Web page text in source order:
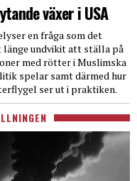
växer i USA
en fråga som det
länge undvikit att ställa på
med rötter i Muslimska
spelar samt därmed hur
ser ut i praktiken.